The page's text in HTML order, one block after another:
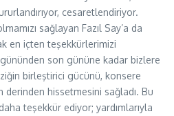
cesaretlendiriyor.
sağlayan Fazıl Say’a da
en içten teşekkürlerimizi
son gününe kadar bizlere
birleştirici gücünü, konsere
derinden hissetmesini sağladı. Bu
teşekkür ediyor; yardımlarıyla